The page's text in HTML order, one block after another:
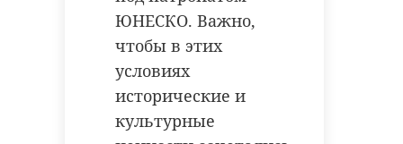
ЮНЕСКО. Важно,
чтобы в этих
условиях
исторические и
культурные